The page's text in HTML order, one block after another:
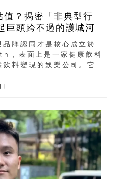
？揭密「非典型行
巨頭跨不過的護城河
牌認同才是核心成立於
表面上是一家健康飲料
料變現的娛樂公司。它最